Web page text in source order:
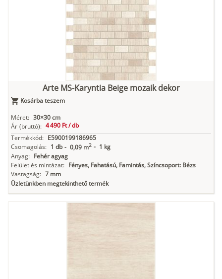
Arte MS-Karyntia Beige mozaik dekor
Kosárba teszem
Méret: 30×30 cm
Ár (bruttó): 4 490 Ft /db
Termékkód: E5900199186965
Csomagolás: 1 db - 0,09 m2 - 1 kg
Anyag: Fehér agyag
Felület és mintázat: Fényes, Fahatású, Famintás, Színcsoport: Bézs
Vastagság: 7 mm
Üzletünkben megtekinthető termék